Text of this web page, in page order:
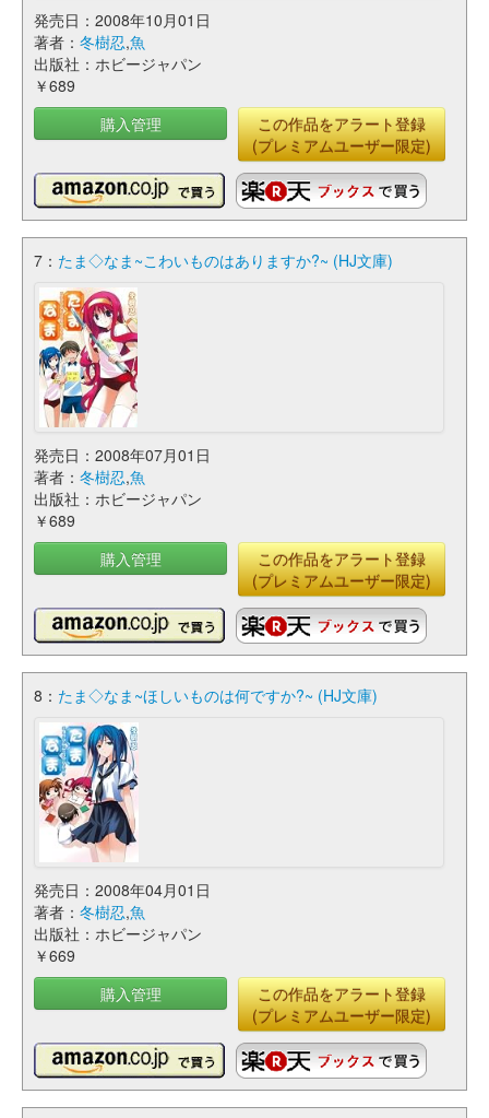
発売日：2008年10月01日
著者： 冬樹忍,魚
出版社：ホビージャパン
￥689
購入管理
この作品をアラート登録
(プレミアムユーザー限定)
7： たま◇なま~こわいものはありますか?~ (HJ文庫)
発売日：2008年07月01日
著者： 冬樹忍,魚
出版社：ホビージャパン
￥689
購入管理
この作品をアラート登録
(プレミアムユーザー限定)
8： たま◇なま~ほしいものは何ですか?~ (HJ文庫)
発売日：2008年04月01日
著者： 冬樹忍,魚
出版社：ホビージャパン
￥669
購入管理
この作品をアラート登録
(プレミアムユーザー限定)